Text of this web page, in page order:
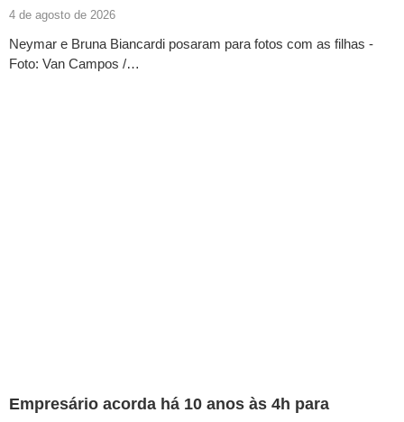
4 de agosto de 2026
Neymar e Bruna Biancardi posaram para fotos com as filhas -
Foto: Van Campos /…
Empresário acorda há 10 anos às 4h para